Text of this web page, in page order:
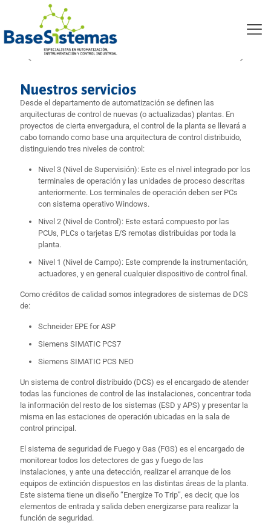
Sistemas de Control DCS
Nuestros servicios
Desde el departamento de automatización se definen las
arquitecturas de control de nuevas (o actualizadas) plantas. En
proyectos de cierta envergadura, el control de la planta se llevará a
cabo tomando como base una arquitectura de control distribuido,
distinguiendo tres niveles de control:
Nivel 3 (Nivel de Supervisión): Este es el nivel integrado por los
terminales de operación y las unidades de proceso descritas
anteriormente. Los terminales de operación deben ser PCs
con sistema operativo Windows.
Nivel 2 (Nivel de Control): Este estará compuesto por las
PCUs, PLCs o tarjetas E/S remotas distribuidas por toda la
planta.
Nivel 1 (Nivel de Campo): Este comprende la instrumentación,
actuadores, y en general cualquier dispositivo de control final.
Como créditos de calidad somos integradores de sistemas de DCS
de:
Schneider EPE for ASP
Siemens SIMATIC PCS7
Siemens SIMATIC PCS NEO
Un sistema de control distribuido (DCS) es el encargado de atender
todas las funciones de control de las instalaciones, concentrar toda
la información del resto de los sistemas (ESD y APS) y presentar la
misma en las estaciones de operación ubicadas en la sala de
control principal.
El sistema de seguridad de Fuego y Gas (FGS) es el encargado de
monitorear todos los detectores de gas y fuego de las
instalaciones, y ante una detección, realizar el arranque de los
equipos de extinción dispuestos en las distintas áreas de la planta.
Este sistema tiene un diseño “Energize To Trip”, es decir, que los
elementos de entrada y salida deben energizarse para realizar la
función de seguridad.